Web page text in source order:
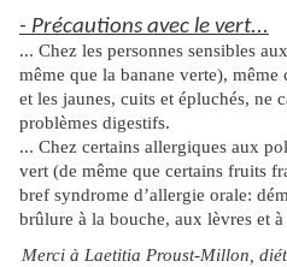
- Précautions avec le vert...
... Chez les personnes sensibles
même que la banane verte), même
et les jaunes, cuits et épluchés, ne
problèmes digestifs.
... Chez certains allergiques aux
vert (de même que certains fruits
bref syndrome d’allergie orale:
brûlure à la bouche, aux lèvres et
Merci à Laetitia Proust-Millon,